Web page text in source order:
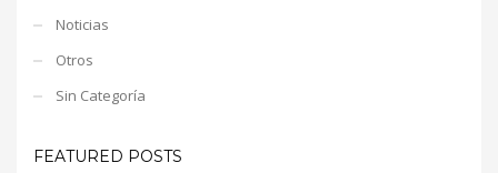
Noticias
Otros
Sin Categoría
FEATURED POSTS